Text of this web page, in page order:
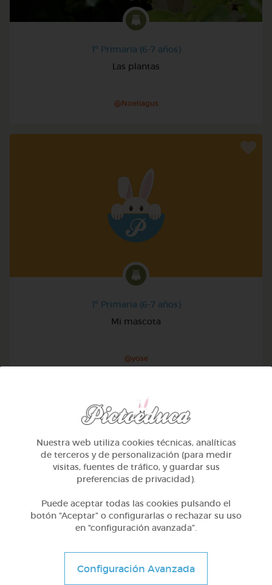
1º Primaria (6-7 años)
Las plantas
@Noeliagus
1º Primaria (6-7 años)
Mi mascota
@yose
Conociendo nuestro cuerpo
Nuestra web utiliza cookies técnicas, analíticas
de terceros y de personalización (para medir
visitas, fuentes de tráfico, y guardar sus
preferencias de privacidad).
Puede aceptar todas las cookies pulsando el
botón “Aceptar” o configurarlas o rechazar su uso
en “configuración avanzada”.
Configuración Avanzada